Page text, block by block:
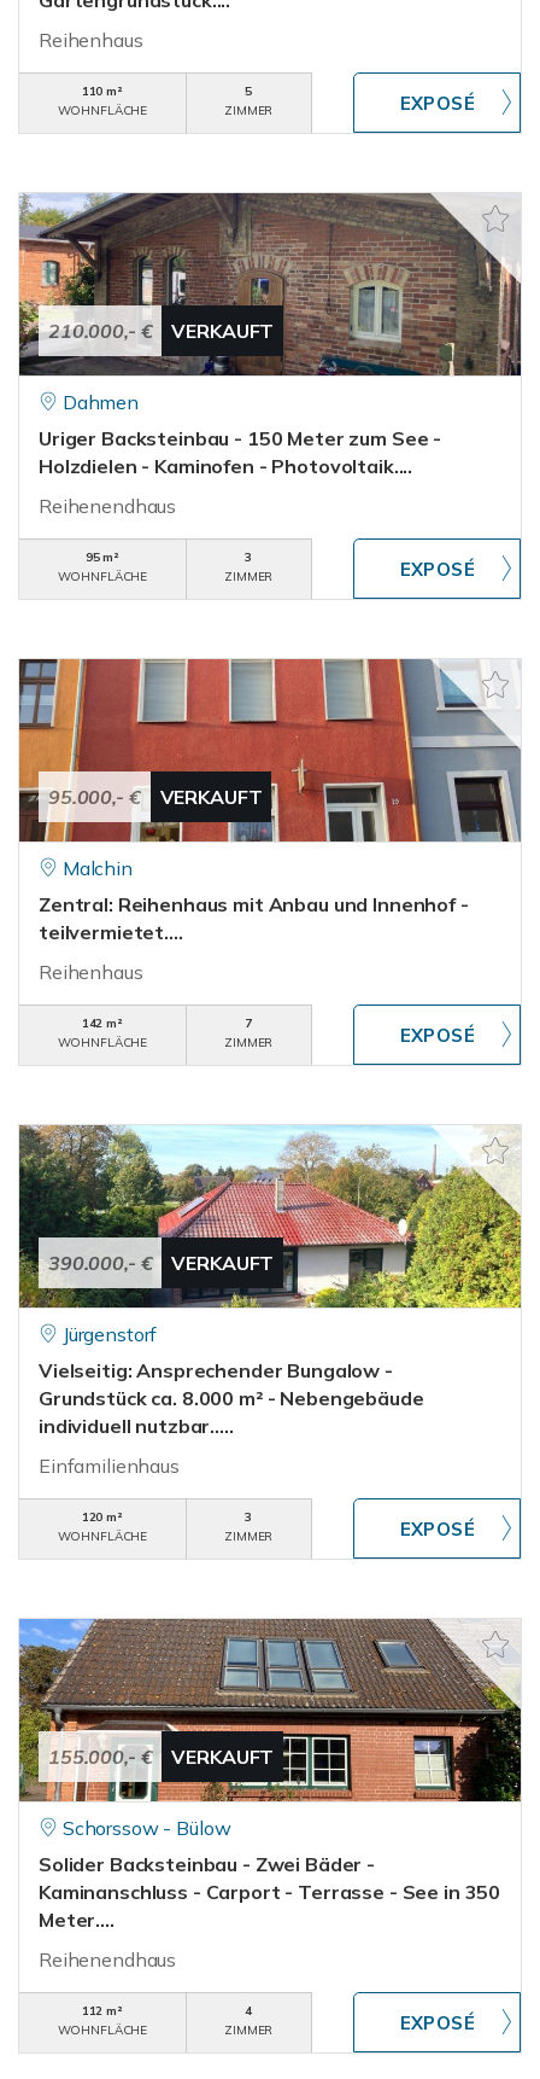
Reihenhaus
110 m²
WOHNFLÄCHE
5
ZIMMER
210.000,- € VERKAUFT
Dahmen
Uriger Backsteinbau - 150 Meter zum See -
Holzdielen - Kaminofen - Photovoltaik....
Reihenendhaus
95 m²
WOHNFLÄCHE
3
ZIMMER
95.000,- € VERKAUFT
Malchin
Zentral: Reihenhaus mit Anbau und Innenhof -
teilvermietet....
Reihenhaus
142 m²
WOHNFLÄCHE
7
ZIMMER
390.000,- € VERKAUFT
Jürgenstorf
Vielseitig: Ansprechender Bungalow -
Grundstück ca. 8.000 m² - Nebengebäude
individuell nutzbar.....
Einfamilienhaus
120 m²
WOHNFLÄCHE
3
ZIMMER
155.000,- € VERKAUFT
Schorssow - Bülow
Solider Backsteinbau - Zwei Bäder -
Kaminanschluss - Carport - Terrasse - See in 350
Meter....
Reihenendhaus
112 m²
WOHNFLÄCHE
4
ZIMMER